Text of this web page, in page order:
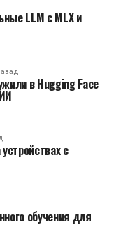
LLM с MLX и
в Hugging Face
с
обучения для